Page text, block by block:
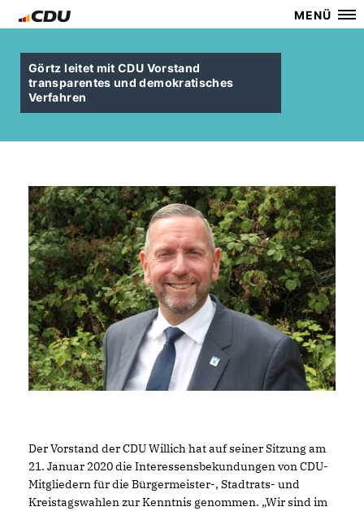
MENÜ
Görtz leitet mit CDU Vorstand
transparentes und demokratisches
Verfahren
Der Vorstand der CDU Willich hat auf seiner Sitzung am
21. Januar 2020 die Interessensbekundungen von CDU-
Mitgliedern für die Bürgermeister-, Stadtrats- und
Kreistagswahlen zur Kenntnis genommen. „Wir sind im